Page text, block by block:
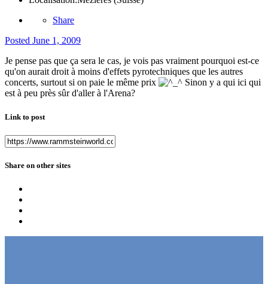
Share
Posted June 1, 2009
Je pense pas que ça sera le cas, je vois pas vraiment pourquoi est-ce
qu'on aurait droit à moins d'effets pyrotechniques que les autres
concerts, surtout si on paie le même prix
Sinon y a qui ici qui
est à peu près sûr d'aller à l'Arena?
Link to post
Share on other sites